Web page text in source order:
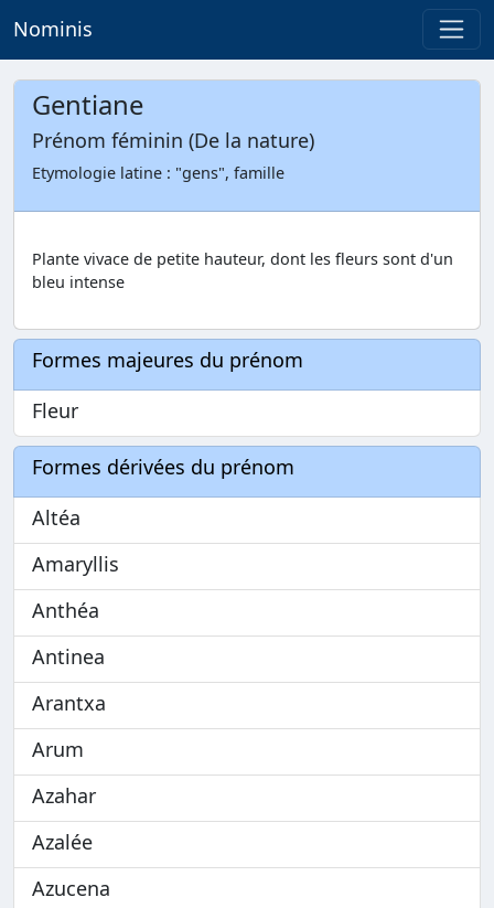
Nominis
Gentiane
Prénom féminin (De la nature)
Etymologie latine : "gens", famille
Plante vivace de petite hauteur, dont les fleurs sont d'un
bleu intense
Formes majeures du prénom
Fleur
Formes dérivées du prénom
Altéa
Amaryllis
Anthéa
Antinea
Arantxa
Arum
Azahar
Azalée
Azucena